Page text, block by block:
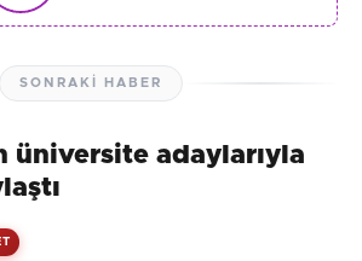
SONRAKI HABER
üniversite adaylarıyla